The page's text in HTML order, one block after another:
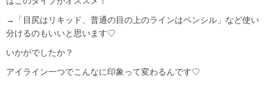
→「目尻はリキッド、普通の目の上のラインはペンシル」など使い
分けるのもいいと思います♡
いかがでしたか？
アイライン一つでこんなに印象って変わるんです♡